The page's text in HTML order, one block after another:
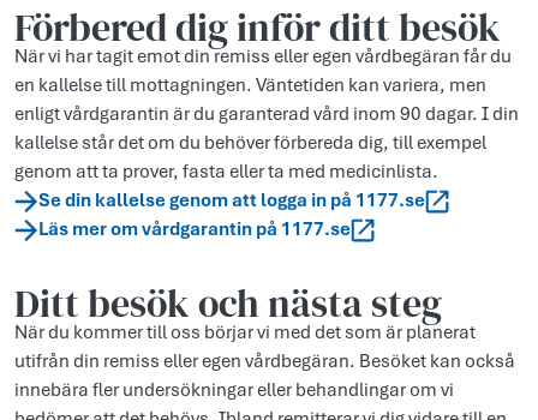
Förbered dig inför ditt besök
När vi har tagit emot din remiss eller egen vårdbegäran får du
en kallelse till mottagningen. Väntetiden kan variera, men
enligt vårdgarantin är du garanterad vård inom 90 dagar. I din
kallelse står det om du behöver förbereda dig, till exempel
genom att ta prover, fasta eller ta med medicinlista.
Se din kallelse genom att logga in på 1177.se
Läs mer om vårdgarantin på 1177.se
Ditt besök och nästa steg
När du kommer till oss börjar vi med det som är planerat
utifrån din remiss eller egen vårdbegäran. Besöket kan också
innebära fler undersökningar eller behandlingar om vi